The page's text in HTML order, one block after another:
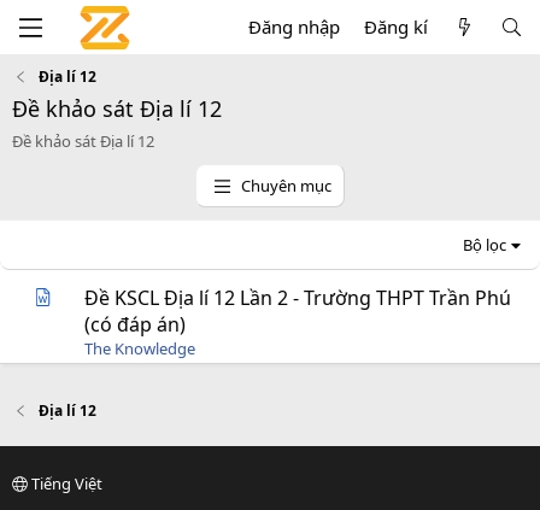
Đăng nhập Đăng kí
Địa lí 12
Đề khảo sát Địa lí 12
Đề khảo sát Địa lí 12
Chuyên mục
Bộ lọc
Đề KSCL Địa lí 12 Lần 2 - Trường THPT Trần Phú
(có đáp án)
The Knowledge
Địa lí 12
Tiếng Việt